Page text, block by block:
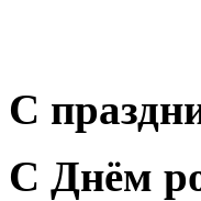
С
С Днём